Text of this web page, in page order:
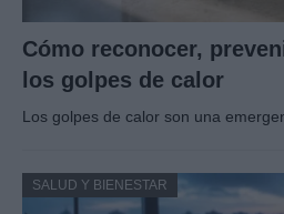
Cómo reconocer,
los golpes de calor
Los golpes de calor son una
SALUD Y BIENESTAR